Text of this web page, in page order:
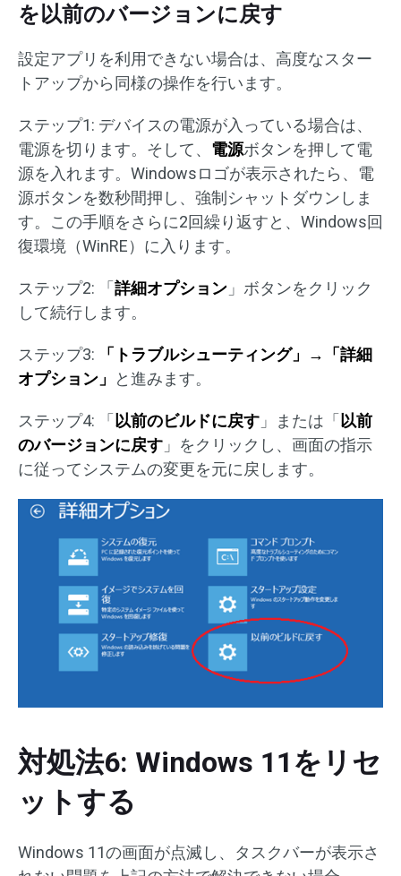
を以前のバージョンに戻す
設定アプリを利用できない場合は、高度なスター
トアップから同様の操作を行います。
ステップ1: デバイスの電源が入っている場合は、
電源を切ります。そして、 電源ボタンを押して電
源を入れます。Windowsロゴが表示されたら、電
源ボタンを数秒間押し、強制シャットダウンしま
す。この手順をさらに2回繰り返すと、Windows回
復環境（WinRE）に入ります。
ステップ2: 「詳細オプション 」ボタンをクリック
して続行します。
ステップ3:
「トラブルシューティング」→「詳細
オプション」
と進みます。
ステップ4: 「以前のビルドに戻す 」または「以前
のバージョンに戻す 」をクリックし、画面の指示
に従ってシステムの変更を元に戻します。
対処法6: Windows 11をリセ
ットする
Windows 11の画面が点滅し、タスクバーが表示さ